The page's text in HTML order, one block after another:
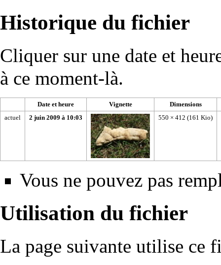
Historique du fichier
Cliquer sur une date et
à ce moment-là.
Date et heure Vignette
Dimensions
actuel
2 juin 2009 à 10:03 550 × 412 (161 Kio)
Vous ne pouvez pas
Utilisation du fichier
La page suivante utilise ce